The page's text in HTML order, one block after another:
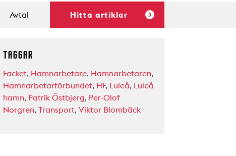
Avtal Hitta artiklar
TAGGAR
Facket, Hamnarbetare, Hamnarbetaren,
Hamnarbetarförbundet, HF, Luleå, Luleå
hamn, Patrik Östbjerg, Per-Olof
Norgren, Transport, Viktor Blombäck